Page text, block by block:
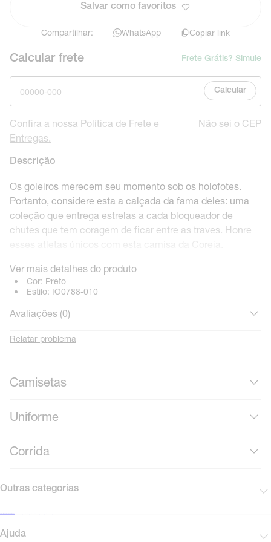
Salvar como favoritos
Compartilhar: WhatsApp Copiar link
Calcular frete Frete Grátis? Simule
Calcular
Confira a nossa Política de Frete e
Entregas.
Não sei o CEP
Descrição
Os goleiros merecem seu momento sob os holofotes.
Portanto, considere esta a calçada da fama deles: uma
coleção que entrega estrelas a cada bloqueador de
chutes que tem coragem de ficar entre as traves. Honre
Ver mais detalhes do produto
Cor: Preto
Estilo: IO0788-010
Avaliações (0)
Relatar problema
Camisetas
Uniforme
Corrida
Outras categorias
Ajuda